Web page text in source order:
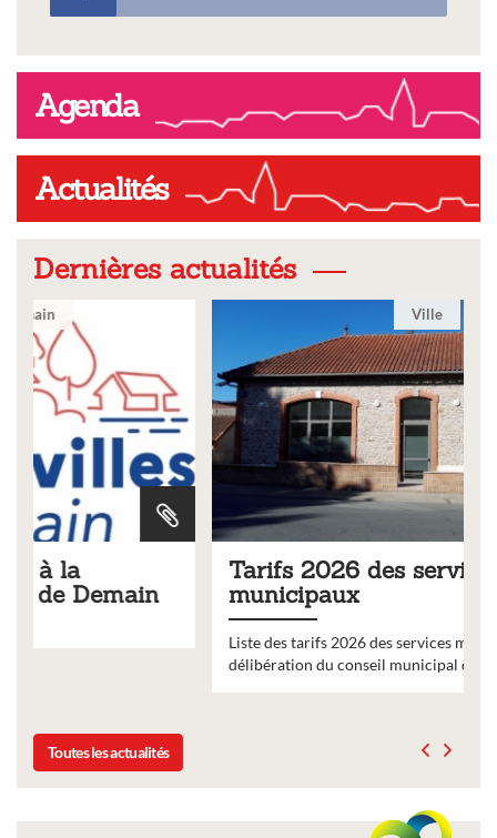
Agenda
Actualités
Dernières actualités
Tarifs 2026 des services
municipaux
Liste des tarifs 2026 des services municipaux,
délibération du conseil municipal du 19 décembre 2025
Toutes les actualités